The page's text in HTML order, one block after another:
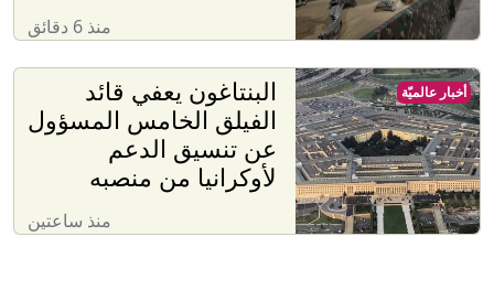
منذ 6 دقائق
البنتاغون يعفي قائد
الفيلق الخامس المسؤول
عن تنسيق الدعم
لأوكرانيا من منصبه
منذ ساعتين
أخبار عالميّة